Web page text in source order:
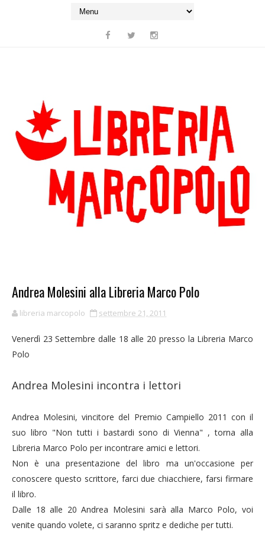
Andrea Molesini alla Libreria Marco Polo
libreria marcopolo settembre 21, 2011
Venerdì 23 Settembre dalle 18 alle 20 presso la Libreria Marco
Polo
Andrea Molesini incontra i lettori
Andrea Molesini, vincitore del Premio Campiello 2011 con il
suo libro "Non tutti i bastardi sono di Vienna" , torna alla
Libreria Marco Polo per incontrare amici e lettori.
Non è una presentazione del libro ma un'occasione per
conoscere questo scrittore, farci due chiacchiere, farsi firmare
il libro.
Dalle 18 alle 20 Andrea Molesini sarà alla Marco Polo, voi
venite quando volete, ci saranno spritz e dediche per tutti.